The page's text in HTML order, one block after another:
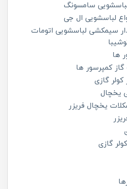
سامسونگ
لباسشویی ال جی
سیمکشی لباسشویی اتومات
ها
کمپرسور ها
گازی
یخچال
یخچال فریزر
گازی